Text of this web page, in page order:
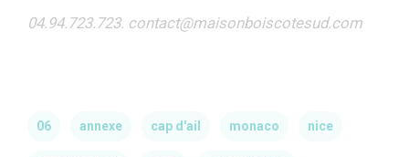
04.94.723.723. contact@maisonboiscotesud.com
06 annexe cap d'ail monaco nice